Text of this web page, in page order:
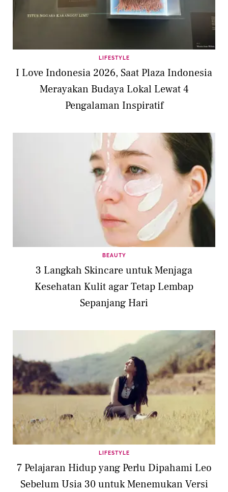
LIFESTYLE
I Love Indonesia 2026, Saat Plaza Indonesia
Merayakan Budaya Lokal Lewat 4
Pengalaman Inspiratif
BEAUTY
3 Langkah Skincare untuk Menjaga
Kesehatan Kulit agar Tetap Lembap
Sepanjang Hari
LIFESTYLE
7 Pelajaran Hidup yang Perlu Dipahami Leo
Sebelum Usia 30 untuk Menemukan Versi